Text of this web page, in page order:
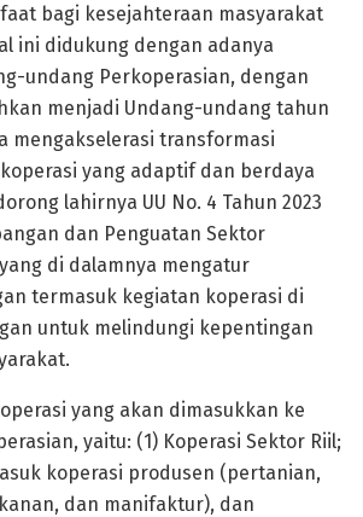
bagi kesejahteraan masyarakat
ini didukung dengan adanya
undang Perkoperasian, dengan
menjadi Undang-undang tahun
mengakselerasi transformasi
yang adaptif dan berdaya
lahirnya UU No. 4 Tahun 2023
dan Penguatan Sektor
di dalamnya mengatur
termasuk kegiatan koperasi di
untuk melindungi kepentingan
yang akan dimasukkan ke
yaitu: (1) Koperasi Sektor Riil;
koperasi produsen (pertanian,
dan manifaktur), dan